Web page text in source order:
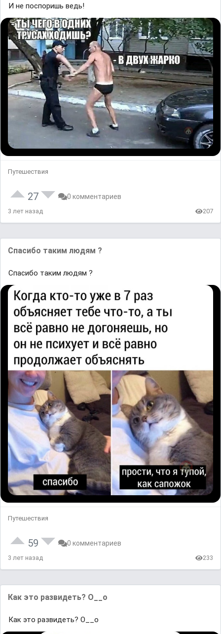
И не поспоришь ведь!
Путешествия
27 0 комментариев
3 лет назад 207
Спасибо таким людям ?
Спасибо таким людям ?
Путешествия
59 0 комментариев
3 лет назад 233
Как это развидеть? О__о
Как это развидеть? О__о